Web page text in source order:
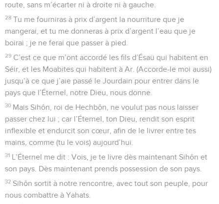
route, sans m’écarter ni à droite ni à gauche.
28 Tu me fourniras à prix d’argent la nourriture que je
mangerai, et tu me donneras à prix d’argent l’eau que je
boirai ; je ne ferai que passer à pied.
29 C’est ce que m’ont accordé les fils d’Ésaü qui habitent en
Séir, et les Moabites qui habitent à Ar. (Accorde-le moi aussi)
jusqu’à ce que j’aie passé le Jourdain pour entrer dans le
pays que l’Éternel, notre Dieu, nous donne.
30 Mais Sihôn, roi de Hechbôn, ne voulut pas nous laisser
passer chez lui ; car l’Éternel, ton Dieu, rendit son esprit
inflexible et endurcit son cœur, afin de le livrer entre tes
mains, comme (tu le vois) aujourd’hui.
31 L’Éternel me dit : Vois, je te livre dès maintenant Sihôn et
son pays. Dès maintenant prends possession de son pays.
32 Sihôn sortit à notre rencontre, avec tout son peuple, pour
nous combattre à Yahats.